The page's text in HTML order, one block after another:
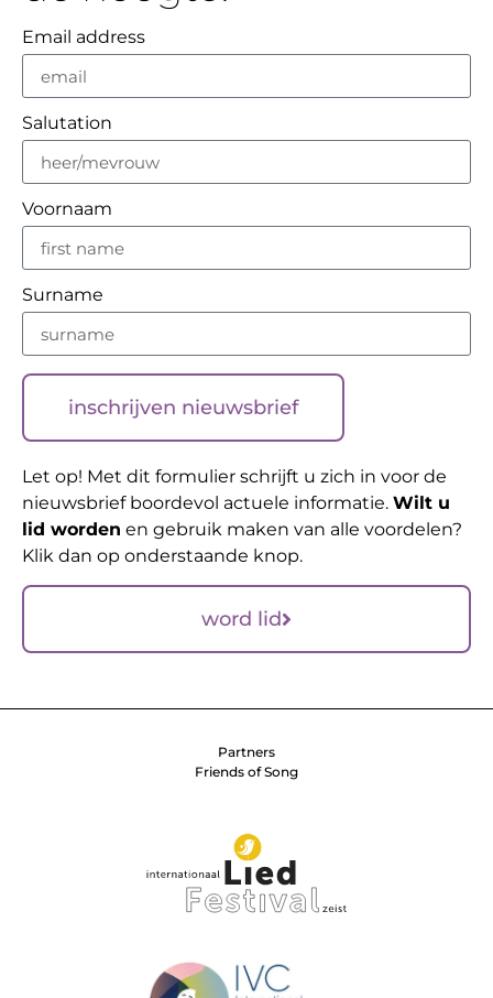
Email address
Salutation
Voornaam
Surname
inschrijven nieuwsbrief
Let op! Met dit formulier schrijft u zich in voor de
nieuwsbrief boordevol actuele informatie. Wilt u
lid worden en gebruik maken van alle voordelen?
Klik dan op onderstaande knop.
word lid
Partners
Friends of Song